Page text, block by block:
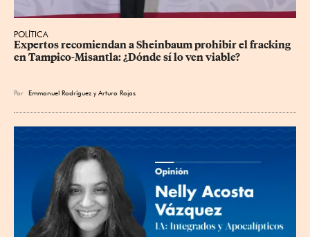
POLÍTICA
Expertos recomiendan a Sheinbaum prohibir el fracking
en Tampico-Misantla: ¿Dónde sí lo ven viable?
Por Emmanuel Rodríguez yArturo Rojas